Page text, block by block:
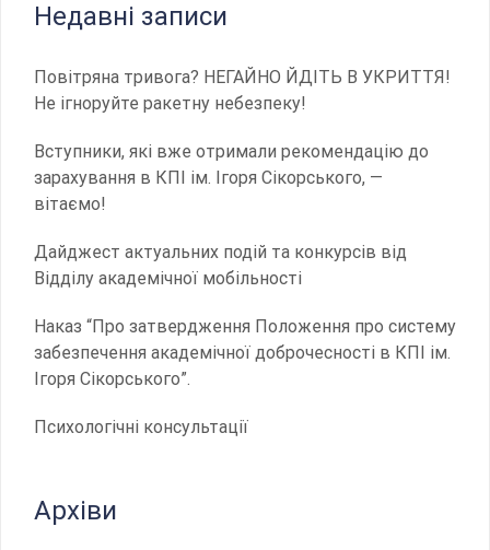
Недавні записи
Повітряна тривога? НЕГАЙНО ЙДІТЬ В УКРИТТЯ!
Не ігноруйте ракетну небезпеку!
Вступники, які вже отримали рекомендацію до
зарахування в КПІ ім. Ігоря Сікорського, —
вітаємо!
Дайджест актуальних подій та конкурсів від
Відділу академічної мобільності
Наказ “Про затвердження Положення про систему
забезпечення академічної доброчесності в КПІ ім.
Ігоря Сікорського”.
Психологічні консультації
Архіви